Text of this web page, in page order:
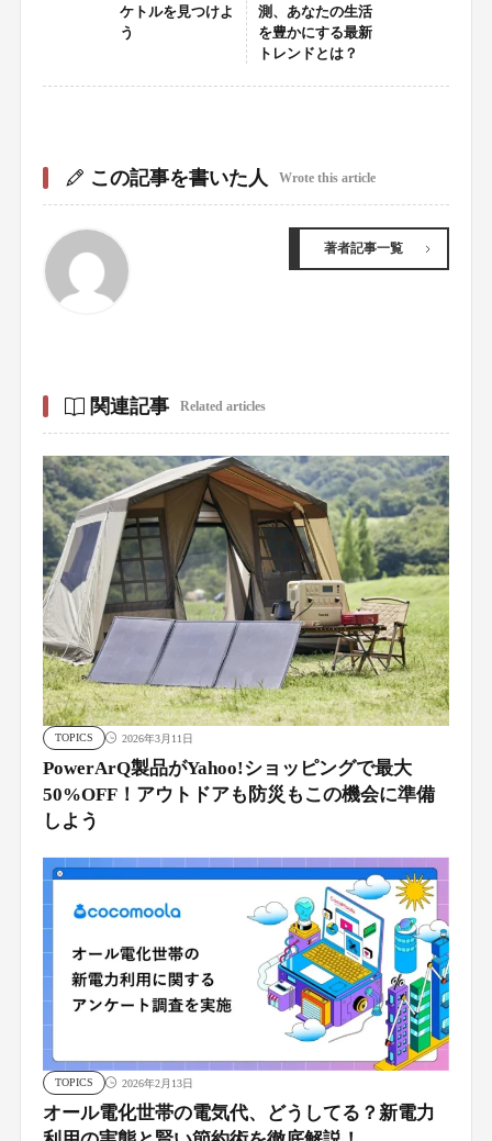
ケトルを見つけよ
う
測、あなたの生活
を豊かにする最新
トレンドとは？
この記事を書いた人 Wrote this article
著者記事一覧
関連記事 Related articles
TOPICS 2026年3月11日
PowerArQ製品がYahoo!ショッピングで最大
50%OFF！アウトドアも防災もこの機会に準備
しよう
TOPICS 2026年2月13日
オール電化世帯の電気代、どうしてる？新電力